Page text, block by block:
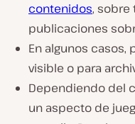
contenidos, sobre
publicaciones
En algunos
visible o para
Dependiendo del
un aspecto de